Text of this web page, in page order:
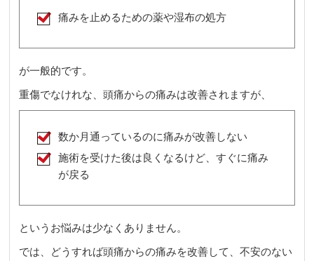
痛みを止めるための薬や湿布の処方
が一般的です。
重傷でなけれな、頭痛からの痛みは改善されますが、
数か月通っているのに痛みが改善しない
施術を受けた後は良くなるけど、すぐに痛み
が戻る
というお悩みは少なくありません。
では、どうすれば頭痛からの痛みを改善して、不安のない